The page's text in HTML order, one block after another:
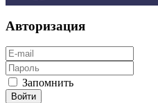
Авторизация
Запомнить